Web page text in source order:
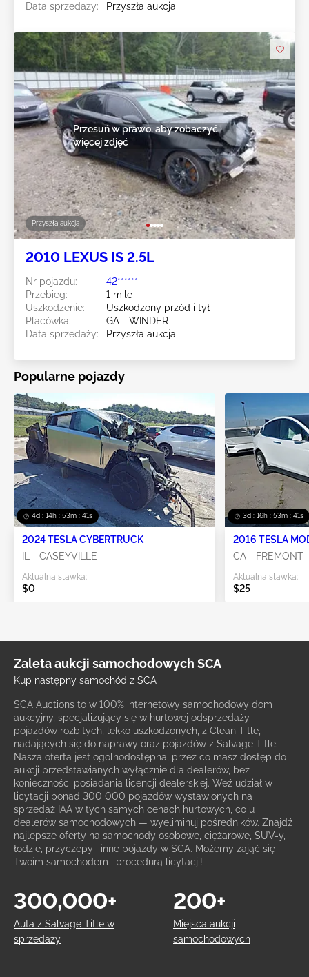
Data sprzedaży:
Przyszła aukcja
Przyszła aukcja
Przesuń w prawo, aby zobaczyć
więcej zdjęć
2010 LEXUS IS 2.5L
Nr pojazdu:
42******
Przebieg:
1 mile
Uszkodzenie:
Uszkodzony przód i tył
Placówka:
GA - WINDER
Data sprzedaży:
Przyszła aukcja
Popularne pojazdy
4d : 14h : 53m : 39s
2024 TESLA CYBERTRUCK
IL - CASEYVILLE
Aktualna stawka:
$0
3d : 16h : 53m : 39s
2016 TESLA
CA - FREMONT
Aktualna stawka:
$25
Zaleta aukcji samochodowych SCA
Kup następny samochód z SCA
SCA Auctions to w 100% internetowy samochodowy dom
aukcyjny, specjalizujący się w hurtowej odsprzedaży
pojazdów rozbitych, lekko uszkodzonych, z Clean Title,
nadających się do naprawy oraz pojazdów z Salvage Title.
Nasza oferta jest ogólnodostępna, przez co masz dostęp do
aukcji przedstawianych wyłącznie dla dealerów, bez
konieczności posiadania licencji dealerskiej. Weź udział w
licytacji ponad 300 000 pojazdów wystawionych na
sprzedaż IAA w tych samych cenach hurtowych, co u
dealerów samochodowych — wyeliminuj pośredników. Znajdź
najlepsze oferty na samochody osobowe, ciężarowe, SUV-y,
łodzie, przyczepy i inne pojazdy w SCA. Możemy zająć się
Twoim samochodem i procedurą licytacji!
Auta z Salvage Title w
sprzedaży
300,000+
Miejsca aukcji
samochodowych
200+